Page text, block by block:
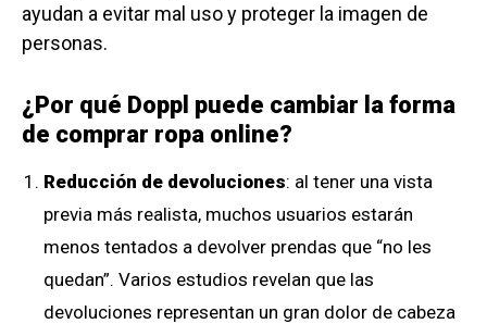
ayudan a evitar mal uso y proteger la imagen de
personas.
¿Por qué Doppl puede cambiar la forma
de comprar ropa online?
Reducción de devoluciones: al tener una vista
previa más realista, muchos usuarios estarán
menos tentados a devolver prendas que “no les
quedan”. Varios estudios revelan que las
devoluciones representan un gran dolor de cabeza